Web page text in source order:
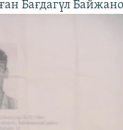
Бағдагүл